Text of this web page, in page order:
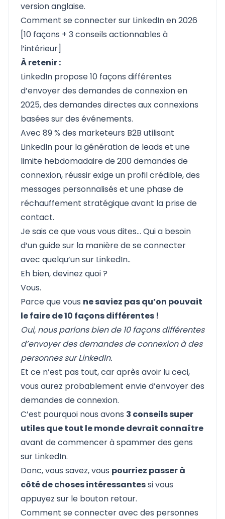
version anglaise.
Comment se connecter sur LinkedIn en 2026
[10 façons + 3 conseils actionnables à
l’intérieur]
À retenir :
LinkedIn propose 10 façons différentes
d’envoyer des demandes de connexion en
2025, des demandes directes aux connexions
basées sur des événements.
Avec 89 % des marketeurs B2B utilisant
LinkedIn pour la génération de leads et une
limite hebdomadaire de 200 demandes de
connexion, réussir exige un profil crédible, des
messages personnalisés et une phase de
réchauffement stratégique avant la prise de
contact.
Je sais ce que vous vous dites... Qui a besoin
d’un guide sur la manière de se connecter
avec quelqu’un sur LinkedIn..
Eh bien, devinez quoi ?
Vous.
Parce que vous ne saviez pas qu’on pouvait
le faire de 10 façons différentes !
Oui, nous parlons bien de 10 façons différentes
d’envoyer des demandes de connexion à des
personnes sur LinkedIn.
Et ce n’est pas tout, car après avoir lu ceci,
vous aurez probablement envie d’envoyer des
demandes de connexion.
C’est pourquoi nous avons 3 conseils super
utiles que tout le monde devrait connaître
avant de commencer à spammer des gens
sur LinkedIn.
Donc, vous savez, vous pourriez passer à
côté de choses intéressantessi vous
appuyez sur le bouton retour.
Comment se connecter avec des personnes